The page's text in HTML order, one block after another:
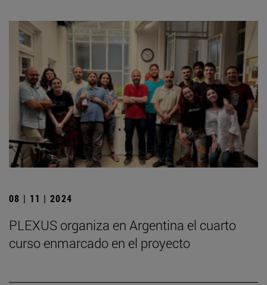
08 | 11 | 2024
PLEXUS organiza en Argentina el cuarto
curso enmarcado en el proyecto